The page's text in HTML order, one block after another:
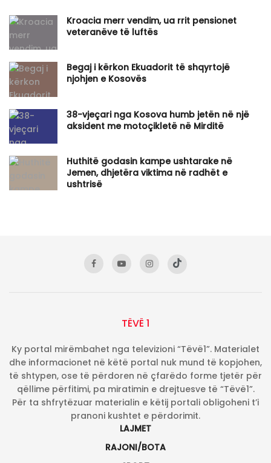
Kroacia merr vendim, ua rrit pensionet
veteranëve të luftës
Begaj i kërkon Ekuadorit të shqyrtojë
njohjen e Kosovës
​38-vjeçari nga Kosova humb jetën në një
aksident me motoçikletë në Mirditë
Huthitë godasin kampe ushtarake në
Jemen, dhjetëra viktima në radhët e
ushtrisë
TËVË 1
Ky portal mirëmbahet nga televizioni “Tëvë1”. Materialet
dhe informacionet në këtë portal nuk mund të kopjohen,
të shtypen, ose të përdoren në çfarëdo forme tjetër për
qëllime përfitimi, pa miratimin e drejtuesve të “Tëvë1”.
Për ta shfrytëzuar materialin e këtij portali obligoheni t’i
pranoni kushtet e përdorimit.
LAJMET
RAJONI/BOTA